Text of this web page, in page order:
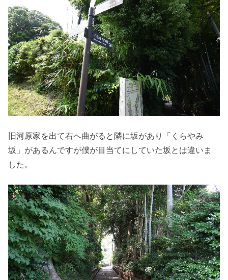
旧河原家を出て右へ曲がると隣に坂があり「くらやみ
坂」があるんですが僕が目当てにしていた坂とは違いま
した。